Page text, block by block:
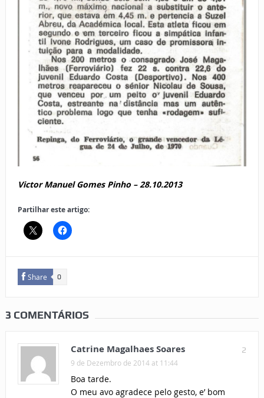
Victor Manuel Gomes Pinho – 28.10.2013
Partilhar este artigo:
Share 0
3 COMENTÁRIOS
2
Catrine Magalhaes Soares
9 de Dezembro de 2014 at 11:44
Boa tarde.
O meu avo agradece pelo gesto, e’ bom